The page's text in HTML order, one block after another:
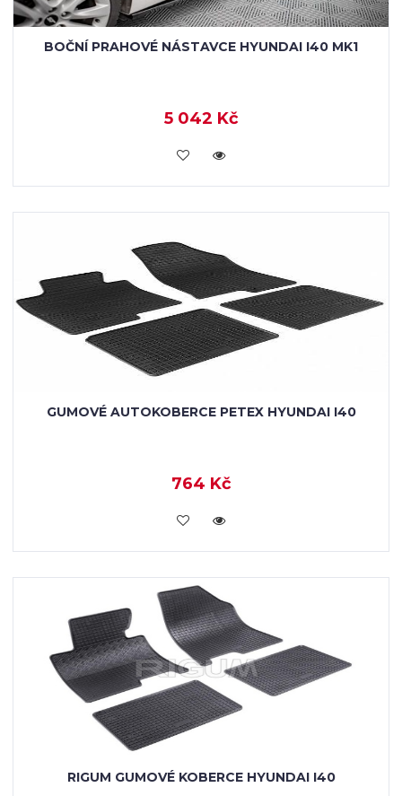
BOČNÍ PRAHOVÉ NÁSTAVCE HYUNDAI I40 MK1
5 042 Kč
KOUPIT
GUMOVÉ AUTOKOBERCE PETEX HYUNDAI I40
764 Kč
KOUPIT
RIGUM GUMOVÉ KOBERCE HYUNDAI I40